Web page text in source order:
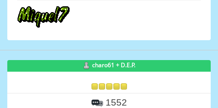
charo61 + D.E.P.
1552